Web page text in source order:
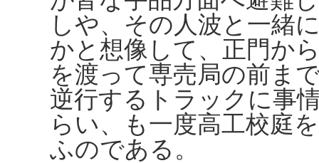
しや、その人波と一緒
かと想像して、正門か
を渡って専売局の前ま
逆行するトラックに事
らい、も一度高工校庭
ふのである。